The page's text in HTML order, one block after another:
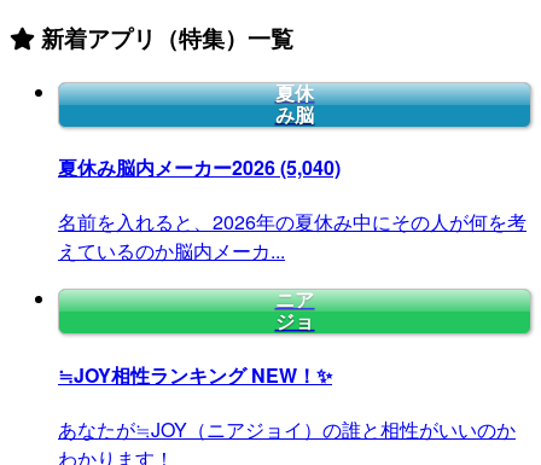
新着アプリ（特集）一覧
夏休
み脳
夏休み脳内メーカー2026(5,040)
名前を入れると、2026年の夏休み中にその人が何を考
えているのか脳内メーカ...
ニア
ジョ
≒JOY相性ランキングNEW！✨
あなたが≒JOY（ニアジョイ）の誰と相性がいいのか
わかります！